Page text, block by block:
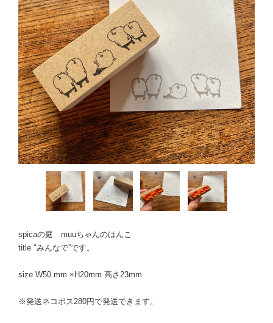
spicaの庭 muuちゃんのはんこ
title "みんなで”です。
size W50 mm ×H20mm 高さ23mm
※発送ネコポス280円で発送できます。